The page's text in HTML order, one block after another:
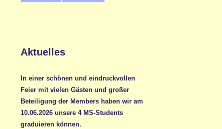
Aktuelles
In einer schönen und eindruckvollen
Feier mit vielen Gästen und großer
Beteiligung der Members haben wir am
10.06.2026 unsere 4 MS-Students
graduieren können.